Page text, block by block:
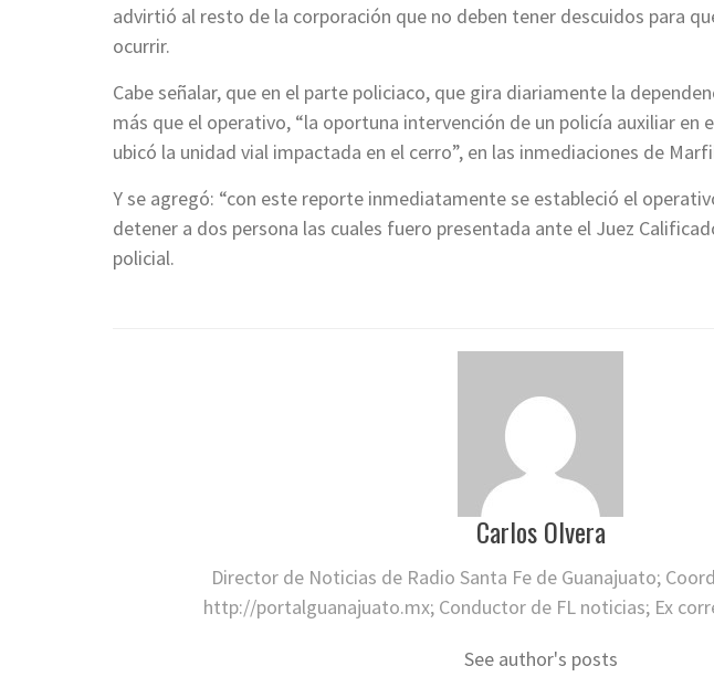
advirtió al resto de la corporación que no deben tener descuidos para
ocurrir.
Cabe señalar, que en el parte policiaco, que gira diariamente la
más que el operativo, “la oportuna intervención de un policía auxiliar en
ubicó la unidad vial impactada en el cerro”, en las inmediaciones de
Y se agregó: “con este reporte inmediatamente se estableció el
detener a dos persona las cuales fuero presentada ante el Juez
policial.
Carlos Olvera
Director de Noticias de Radio Santa Fe de Guanajuato;
http://portalguanajuato.mx; Conductor de FL noticias; Ex
See author's posts